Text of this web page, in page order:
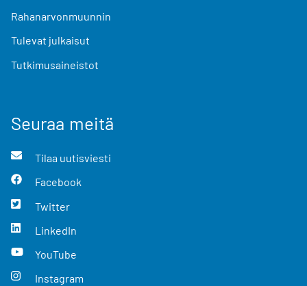
Rahanarvonmuunnin
Tulevat julkaisut
Tutkimusaineistot
Seuraa meitä
Tilaa uutisviesti
Facebook
Twitter
LinkedIn
YouTube
Instagram